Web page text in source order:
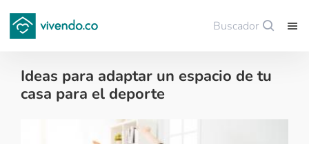
Buscador
Ideas para adaptar un espacio de tu
casa para el deporte
Decoración - 2020-10-14
Guardar